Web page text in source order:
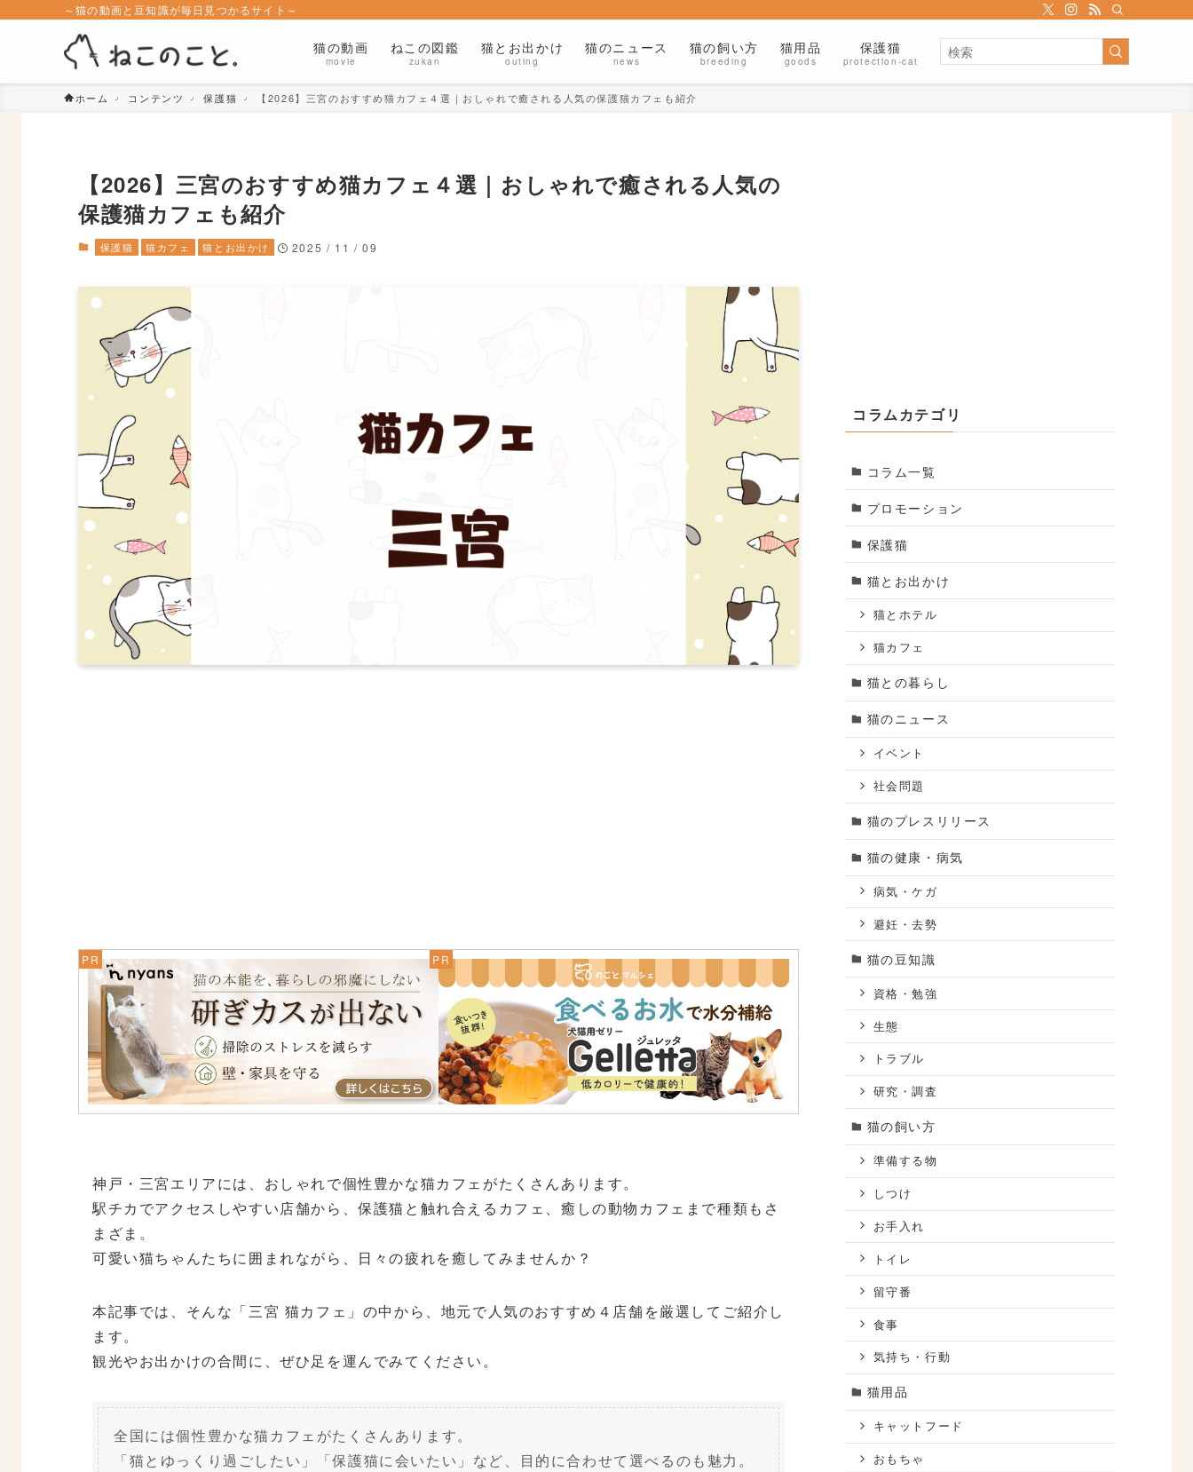
～猫の動画と豆知識が毎日見つかるサイト～
猫の動画
movie
ねこの図鑑
zukan
猫とお出かけ
outing
猫のニュース
news
猫の飼い方
breeding
猫用品
goods
保護猫
protection-cat
ホーム コンテンツ 保護猫 【2026】三宮のおすすめ猫カフェ４選｜おしゃれで癒される人気の保護猫カフェも紹介
【2026】三宮のおすすめ猫カフェ４選｜おしゃれで癒される人気の
保護猫カフェも紹介
保護猫 猫カフェ 猫とお出かけ 2025 / 11 / 09
神戸・三宮エリアには、おしゃれで個性豊かな猫カフェがたくさんあります。
駅チカでアクセスしやすい店舗から、保護猫と触れ合えるカフェ、癒しの動物カフェまで種類もさ
まざま。
可愛い猫ちゃんたちに囲まれながら、日々の疲れを癒してみませんか？
本記事では、そんな「三宮 猫カフェ」の中から、地元で人気のおすすめ４店舗を厳選してご紹介し
ます。
観光やお出かけの合間に、ぜひ足を運んでみてください。
全国には個性豊かな猫カフェがたくさんあります。
「猫とゆっくり過ごしたい」「保護猫に会いたい」など、目的に合わせて選べるのも魅力。
コラムカテゴリ
コラム一覧
プロモーション
保護猫
猫とお出かけ
猫とホテル
猫カフェ
猫との暮らし
猫のニュース
イベント
社会問題
猫のプレスリリース
猫の健康・病気
病気・ケガ
避妊・去勢
猫の豆知識
資格・勉強
生態
トラブル
研究・調査
猫の飼い方
準備する物
しつけ
お手入れ
トイレ
留守番
食事
気持ち・行動
猫用品
キャットフード
おもちゃ